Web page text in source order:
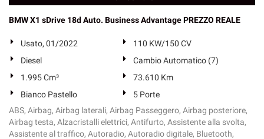
BMW X1 sDrive 18d Auto. Business Advantage PREZZO REALE
Usato, 01/2022
110 KW/150 CV
Diesel
Cambio Automatico (7)
1.995 Cm³
73.610 Km
Bianco Pastello
5 Porte
ABS, Airbag, Airbag laterali, Airbag Passeggero, Airbag posteriore,
Airbag testa, Alzacristalli elettrici, Antifurto, Assistente alla svolta,
Assistente al traffico, Autoradio, Autoradio digitale, Bluetooth,